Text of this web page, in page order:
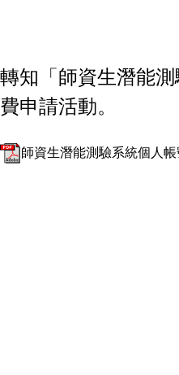
轉知「師資生潛能
費申請活動。
師資生潛能測驗系統個人